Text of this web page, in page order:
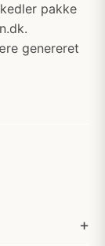
pakke
genereret